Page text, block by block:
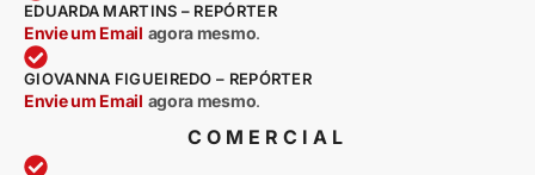
EDUARDA MARTINS – REPÓRTER
Envie um Email agora mesmo.
GIOVANNA FIGUEIREDO – REPÓRTER
Envie um Email agora mesmo.
COMERCIAL